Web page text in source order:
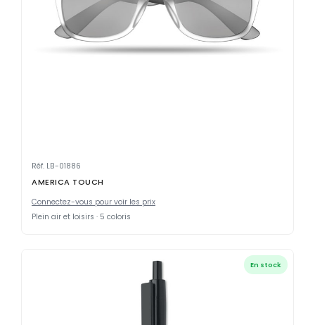
Réf. LB-01886
AMERICA TOUCH
Connectez-vous pour voir les prix
Plein air et loisirs · 5 coloris
En stock